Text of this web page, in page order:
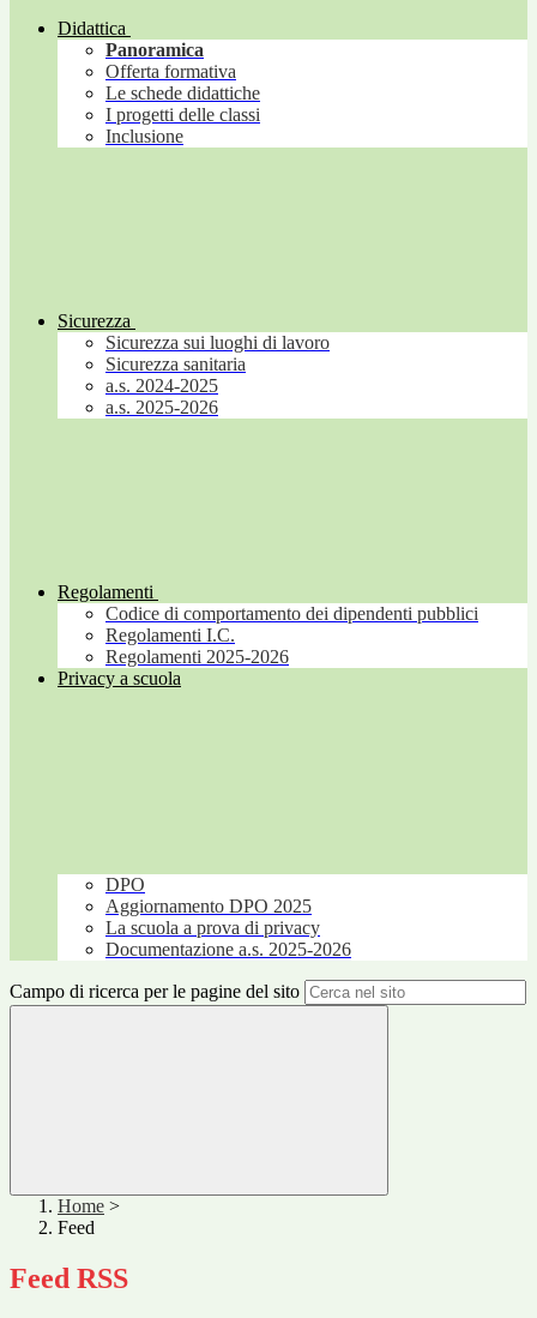
Didattica
Panoramica
Offerta formativa
Le schede didattiche
I progetti delle classi
Inclusione
Sicurezza
Sicurezza sui luoghi di lavoro
Sicurezza sanitaria
a.s. 2024-2025
a.s. 2025-2026
Regolamenti
Codice di comportamento dei dipendenti pubblici
Regolamenti I.C.
Regolamenti 2025-2026
Privacy a scuola
DPO
Aggiornamento DPO 2025
La scuola a prova di privacy
Documentazione a.s. 2025-2026
Campo di ricerca per le pagine del sito
Home >
Feed
Feed RSS